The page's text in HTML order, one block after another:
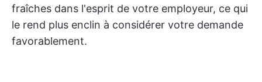
fraîches dans l'esprit de votre employeur, ce qui
le rend plus enclin à considérer votre demande
favorablement.